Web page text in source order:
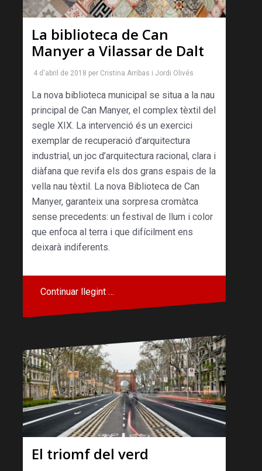
La biblioteca de Can
Manyer a Vilassar de Dalt
4 d'abril de 2018 per Cristina Arribas i Jordi Olivés
La nova biblioteca municipal se situa a la nau
principal de Can Manyer, el complex tèxtil del
segle XIX. La intervenció és un exercici
exemplar de recuperació d’arquitectura
industrial, un joc d’arquitectura racional, clara i
diàfana que revifa els dos grans espais de la
vella nau tèxtil. La nova Biblioteca de Can
Manyer, garanteix una sorpresa cromàtca
sense precedents: un festival de llum i color
que enfoca al terra i que difícilment ens
deixarà indiferents.
Continuar llegint …
El triomf del verd